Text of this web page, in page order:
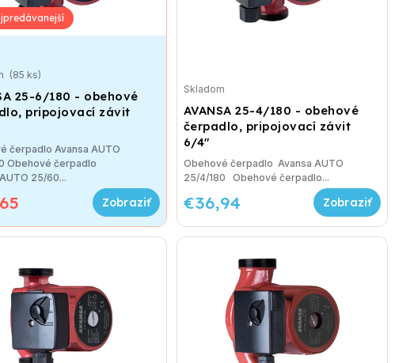
25-6/180 - obehové
pripojovací závit
(85 ks)
čerpadlo Avansa AUTO
Obehové čerpadlo
25/60...
AVANSA 25-4/180 - obehové
čerpadlo, pripojovací závit
6/4"
Skladom
€36,94
Obehové čerpadlo Avansa AUTO
25/4/180 Obehové čerpadlo...